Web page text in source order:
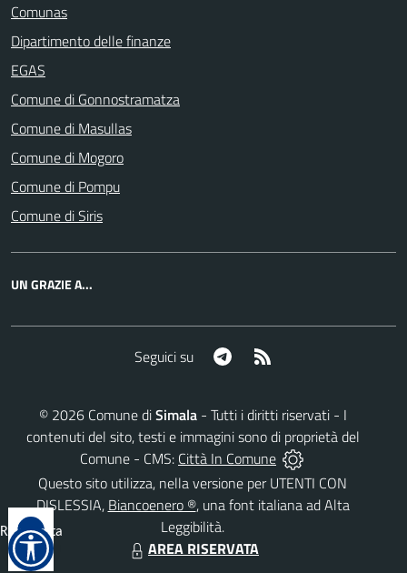
Comunas
Dipartimento delle finanze
EGAS
Comune di Gonnostramatza
Comune di Masullas
Comune di Mogoro
Comune di Pompu
Comune di Siris
UN GRAZIE A...
Seguici su Telegram
© 2026Comune diSimala- Tutti i diritti riservati - I
contenuti del sito, testi e immagini sono di proprietà del
Comune - CMS: Città In Comune
Questo sito utilizza, nella versione per UTENTI CON
DISLESSIA, Biancoenero ®, una font italiana ad Alta
Leggibilità.
AREA RISERVATA
Reimposta
tutto